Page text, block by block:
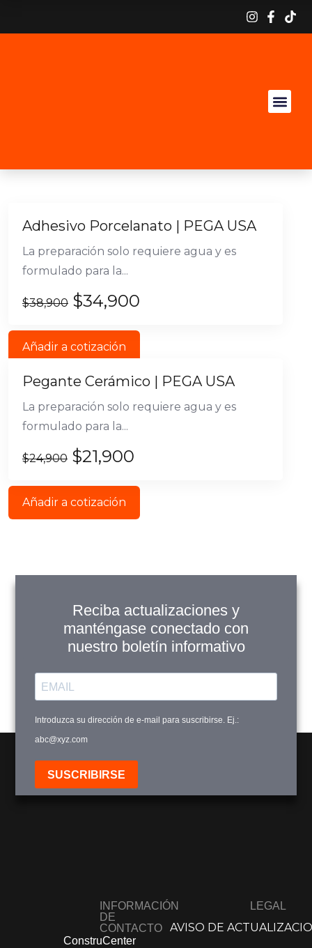
Adhesivo Porcelanato | PEGA USA
La preparación solo requiere agua y es
formulado para la...
$38,900 $34,900
Añadir a cotización
Pegante Cerámico | PEGA USA
La preparación solo requiere agua y es
formulado para la...
$24,900 $21,900
Añadir a cotización
Reciba actualizaciones y
manténgase conectado con
nuestro boletín informativo
Introduzca su dirección de e-mail para suscribirse. Ej.:
abc@xyz.com
SUSCRIBIRSE
INFORMACIÓN
DE
CONTACTO
ConstruCenter
LEGAL
AVISO DE